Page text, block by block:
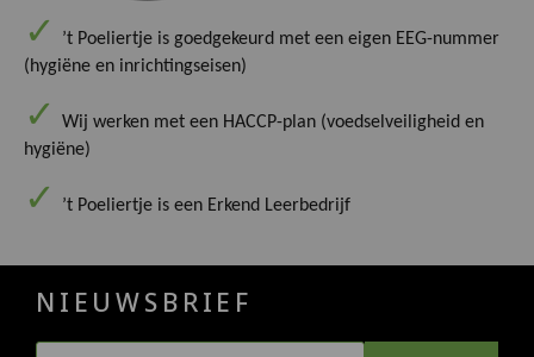
’t Poeliertje is goedgekeurd met een eigen EEG-nummer
(hygiëne en inrichtingseisen)
Wij werken met een HACCP-plan (voedselveiligheid en
hygiëne)
’t Poeliertje is een Erkend Leerbedrijf
NIEUWSBRIEF